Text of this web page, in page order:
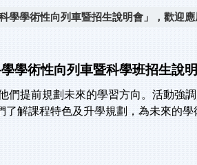
學術性向列車暨招生說明會」，歡迎應
學術性向列車暨科學班招生說
提前規劃未來的學習方向。活動強
解課程特色及升學規劃，為未來的學